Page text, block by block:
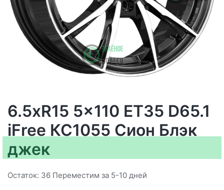
6.5xR15 5x110 ET35 D65.1
iFree КС1055 Сион Блэк
джек
Остаток: 36 Переместим за 5-10 дней